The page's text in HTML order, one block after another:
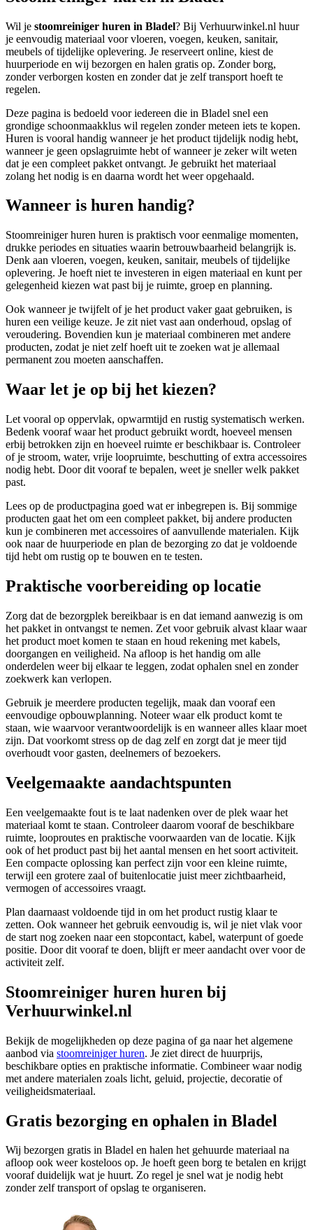
Wil je stoomreiniger huren in Bladel? Bij Verhuurwinkel.nl huur
je eenvoudig materiaal voor vloeren, voegen, keuken, sanitair,
meubels of tijdelijke oplevering. Je reserveert online, kiest de
huurperiode en wij bezorgen en halen gratis op. Zonder borg,
zonder verborgen kosten en zonder dat je zelf transport hoeft te
regelen.
Deze pagina is bedoeld voor iedereen die in Bladel snel een
grondige schoonmaakklus wil regelen zonder meteen iets te kopen.
Huren is vooral handig wanneer je het product tijdelijk nodig hebt,
wanneer je geen opslagruimte hebt of wanneer je zeker wilt weten
dat je een compleet pakket ontvangt. Je gebruikt het materiaal
zolang het nodig is en daarna wordt het weer opgehaald.
Wanneer is huren handig?
Stoomreiniger huren huren is praktisch voor eenmalige momenten,
drukke periodes en situaties waarin betrouwbaarheid belangrijk is.
Denk aan vloeren, voegen, keuken, sanitair, meubels of tijdelijke
oplevering. Je hoeft niet te investeren in eigen materiaal en kunt per
gelegenheid kiezen wat past bij je ruimte, groep en planning.
Ook wanneer je twijfelt of je het product vaker gaat gebruiken, is
huren een veilige keuze. Je zit niet vast aan onderhoud, opslag of
veroudering. Bovendien kun je materiaal combineren met andere
producten, zodat je niet zelf hoeft uit te zoeken wat je allemaal
permanent zou moeten aanschaffen.
Waar let je op bij het kiezen?
Let vooral op oppervlak, opwarmtijd en rustig systematisch werken.
Bedenk vooraf waar het product gebruikt wordt, hoeveel mensen
erbij betrokken zijn en hoeveel ruimte er beschikbaar is. Controleer
of je stroom, water, vrije loopruimte, beschutting of extra accessoires
nodig hebt. Door dit vooraf te bepalen, weet je sneller welk pakket
past.
Lees op de productpagina goed wat er inbegrepen is. Bij sommige
producten gaat het om een compleet pakket, bij andere producten
kun je combineren met accessoires of aanvullende materialen. Kijk
ook naar de huurperiode en plan de bezorging zo dat je voldoende
tijd hebt om rustig op te bouwen en te testen.
Praktische voorbereiding op locatie
Zorg dat de bezorgplek bereikbaar is en dat iemand aanwezig is om
het pakket in ontvangst te nemen. Zet voor gebruik alvast klaar waar
het product moet komen te staan en houd rekening met kabels,
doorgangen en veiligheid. Na afloop is het handig om alle
onderdelen weer bij elkaar te leggen, zodat ophalen snel en zonder
zoekwerk kan verlopen.
Gebruik je meerdere producten tegelijk, maak dan vooraf een
eenvoudige opbouwplanning. Noteer waar elk product komt te
staan, wie waarvoor verantwoordelijk is en wanneer alles klaar moet
zijn. Dat voorkomt stress op de dag zelf en zorgt dat je meer tijd
overhoudt voor gasten, deelnemers of bezoekers.
Veelgemaakte aandachtspunten
Een veelgemaakte fout is te laat nadenken over de plek waar het
materiaal komt te staan. Controleer daarom vooraf de beschikbare
ruimte, looproutes en praktische voorwaarden van de locatie. Kijk
ook of het product past bij het aantal mensen en het soort activiteit.
Een compacte oplossing kan perfect zijn voor een kleine ruimte,
terwijl een grotere zaal of buitenlocatie juist meer zichtbaarheid,
vermogen of accessoires vraagt.
Plan daarnaast voldoende tijd in om het product rustig klaar te
zetten. Ook wanneer het gebruik eenvoudig is, wil je niet vlak voor
de start nog zoeken naar een stopcontact, kabel, waterpunt of goede
positie. Door dit vooraf te doen, blijft er meer aandacht over voor de
activiteit zelf.
Stoomreiniger huren huren bij
Verhuurwinkel.nl
Bekijk de mogelijkheden op deze pagina of ga naar het algemene
aanbod via stoomreiniger huren. Je ziet direct de huurprijs,
beschikbare opties en praktische informatie. Combineer waar nodig
met andere materialen zoals licht, geluid, projectie, decoratie of
veiligheidsmateriaal.
Gratis bezorging en ophalen in Bladel
Wij bezorgen gratis in Bladel en halen het gehuurde materiaal na
afloop ook weer kosteloos op. Je hoeft geen borg te betalen en krijgt
vooraf duidelijk wat je huurt. Zo regel je snel wat je nodig hebt
zonder zelf transport of opslag te organiseren.